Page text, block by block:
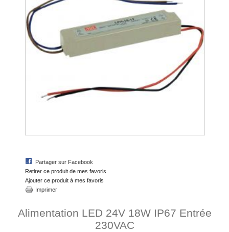
Partager sur Facebook
Retirer ce produit de mes favoris
Ajouter ce produit à mes favoris
Imprimer
Alimentation LED 24V 18W IP67 Entrée
230VAC